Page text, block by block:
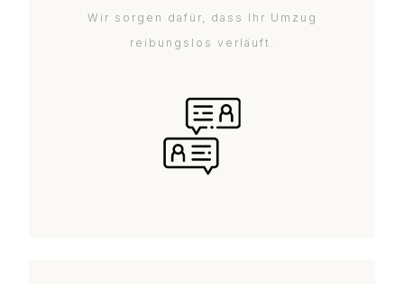
Wir sorgen dafür, dass Ihr Umzug
reibungslos verläuft.